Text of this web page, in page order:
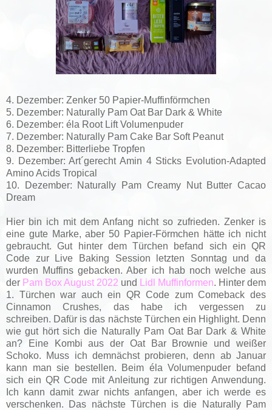
4. Dezember: Zenker 50 Papier-Muffinförmchen
5. Dezember: Naturally Pam Oat Bar Dark & White
6. Dezember: éla Root Lift Volumenpuder
7. Dezember: Naturally Pam Cake Bar Soft Peanut
8. Dezember: Bitterliebe Tropfen
9. Dezember: Art´gerecht Amin 4 Sticks Evolution-Adapted
Amino Acids Tropical
10. Dezember: Naturally Pam Creamy Nut Butter Cacao
Dream
Hier bin ich mit dem Anfang nicht so zufrieden. Zenker is
eine gute Marke, aber 50 Papier-Förmchen hätte ich nicht
gebraucht. Gut hinter dem Türchen befand sich ein QR
Code zur Live Baking Session letzten Sonntag und da
wurden Muffins gebacken. Aber ich hab noch welche aus
der Pam Box August 2022 und Lidl Muffinformen. Hinter dem
1. Türchen war auch ein QR Code zum Comeback des
Cinnamon Crushes, das habe ich vergessen zu
schreiben. Dafür is das nächste Türchen ein Highlight. Denn
wie gut hört sich die Naturally Pam Oat Bar Dark & White
an? Eine Kombi aus der Oat Bar Brownie und weißer
Schoko. Muss ich demnächst probieren, denn ab Januar
kann man sie bestellen. Beim éla Volumenpuder befand
sich ein QR Code mit Anleitung zur richtigen Anwendung.
Ich kann damit zwar nichts anfangen, aber ich werde es
verschenken. Das nächste Türchen is die Naturally Pam